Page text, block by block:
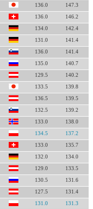
136.0 147.3
136.0 146.2
134.0 142.4
131.0 141.4
136.0 141.4
135.0 140.7
129.5 140.2
133.5 139.8
136.5 139.5
132.5 139.2
133.0 138.0
134.5 137.2
133.0 135.7
132.0 134.0
129.0 133.5
130.5 131.6
127.5 131.4
131.0 131.3